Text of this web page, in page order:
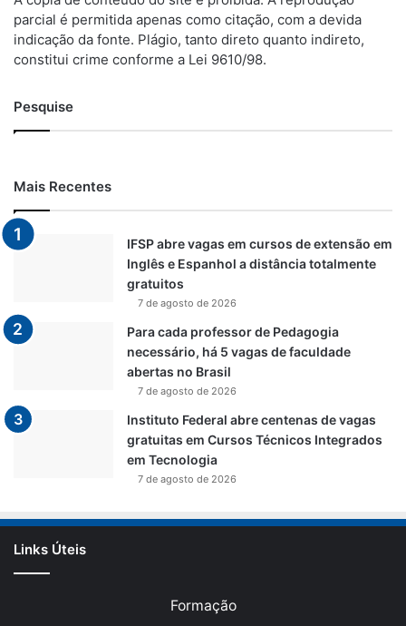
parcial é permitida apenas como citação, com a devida
indicação da fonte. Plágio, tanto direto quanto indireto,
constitui crime conforme a Lei 9610/98.
Pesquise
Mais Recentes
IFSP abre vagas em cursos de extensão em
Inglês e Espanhol a distância totalmente
gratuitos
7 de agosto de 2026
Para cada professor de Pedagogia
necessário, há 5 vagas de faculdade
abertas no Brasil
7 de agosto de 2026
Instituto Federal abre centenas de vagas
gratuitas em Cursos Técnicos Integrados
em Tecnologia
7 de agosto de 2026
Links Úteis
Formação